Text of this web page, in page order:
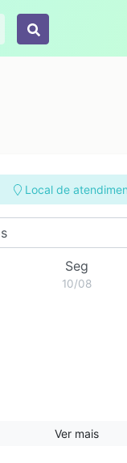
Aplicar
Local de
Seg
10/08
Ver mais